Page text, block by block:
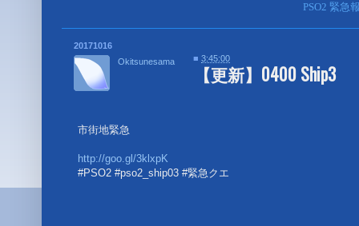
PSO2 緊急
20171016
【更新】0400 Ship3
市街地緊急
http://goo.gl/3klxpK
#PSO2 #pso2_ship03 #緊急クエ
Okitsunesama ■3:45:00